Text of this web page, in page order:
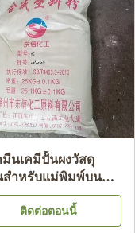
เมลามีนเคมีปั้นผงวัสดุ
เรซินสำหรับแม่พิมพ์บน
โต๊ะอาหารเมลามีน A5
MMC
ติดต่อตอนนี้